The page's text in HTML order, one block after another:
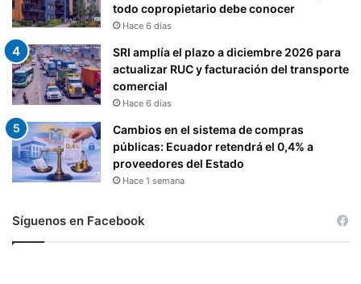
todo copropietario debe conocer
Hace 6 días
SRI amplía el plazo a diciembre 2026 para
actualizar RUC y facturación del transporte
comercial
Hace 6 días
Cambios en el sistema de compras
públicas: Ecuador retendrá el 0,4% a
proveedores del Estado
Hace 1 semana
Síguenos en Facebook